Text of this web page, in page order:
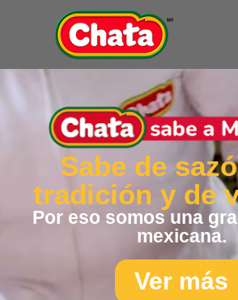
La sazón de
click
Haz tu pedido